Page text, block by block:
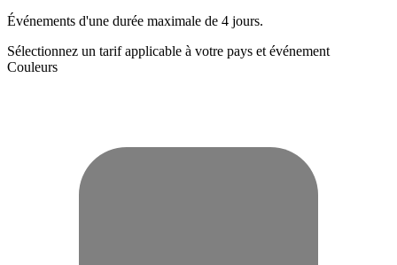
Événements d'une durée maximale de 4 jours.
Sélectionnez un tarif applicable à votre pays et événement
Couleurs